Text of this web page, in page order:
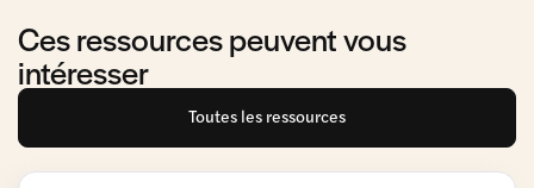
Ces ressources peuvent vous
intéresser
Toutes les ressources